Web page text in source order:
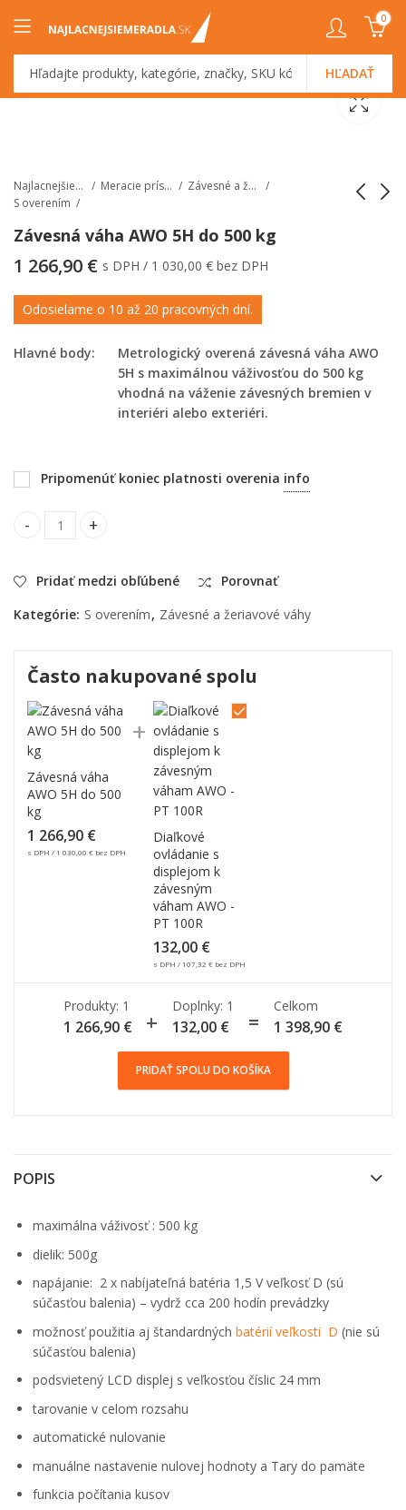
0
HĽADAŤ
Najlacnejšiemeradlá.sk Meracie prístroje
Závesné a žeriavové váhy
S overením
Závesná váha AWO 5H do 500 kg
Diaľkové ovládanie s
váham AWO - PT
1 266,90 € s DPH / 1 030,00 € bez DPH
Odosielame o 10 až 20 pracovných dní.
Hlavné body:
Metrologický overená závesná váha AWO
5H s maximálnou váživosťou do 500 kg
vhodná na váženie závesných bremien v
interiéri alebo exteriéri.
Pripomenúť koniec platnosti overenia info
Závesná váha AWO 5H do 500 kg quantity
Pridať medzi obľúbené
Porovnať
Kategórie: S overením, Závesné a žeriavové váhy
Často nakupované spolu
Závesná váha
AWO 5H do 500
kg
1 266,90 €
s DPH / 1 030,00 € bez DPH
Diaľkové
ovládanie s
displejom k
závesným
váham AWO -
PT 100R
132,00 €
s DPH / 107,32€ bez DPH
Produkty: 1
1 266,90 €
Doplnky: 1
132,00 €
Celkom
1 398,90 €
PRIDAŤ SPOLU DO KOŠÍKA
POPIS
maximálna váživosť : 500 kg
dielik: 500g
napájanie: 2 x nabíjateľná batéria 1,5 V veľkosť D (sú
súčasťou balenia) – vydrž cca 200 hodín prevádzky
možnosť použitia aj štandardných batérií veľkosti D (nie sú
súčasťou balenia)
podsvietený LCD displej s veľkosťou číslic 24 mm
tarovanie v celom rozsahu
automatické nulovanie
manuálne nastavenie nulovej hodnoty a Tary do pamäte
funkcia počítania kusov